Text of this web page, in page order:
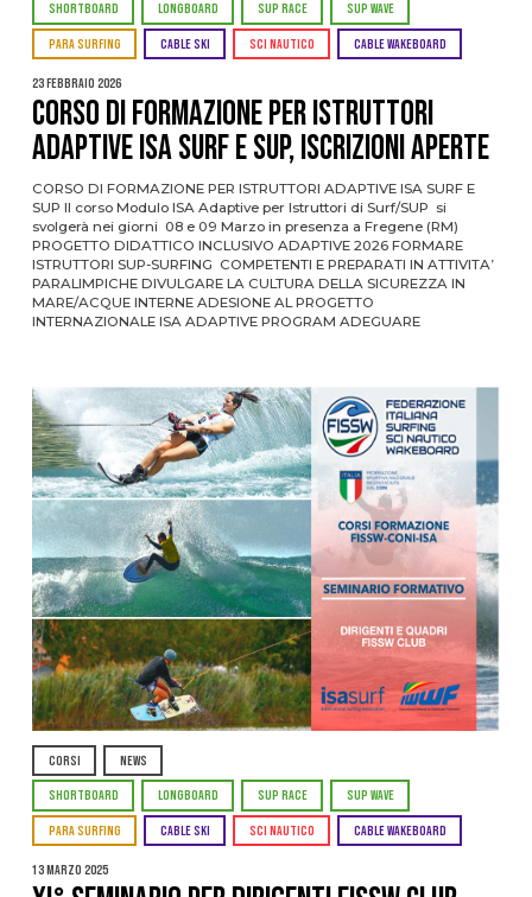
SHORTBOARD LONGBOARD SUP RACE SUP WAVE
PARA SURFING CABLE SKI SCI NAUTICO CABLE WAKEBOARD
23 Febbraio 2026
CORSO DI FORMAZIONE PER ISTRUTTORI
ADAPTIVE ISA SURF E SUP, ISCRIZIONI APERTE
CORSO DI FORMAZIONE PER ISTRUTTORI ADAPTIVE ISA SURF E
SUP Il corso Modulo ISA Adaptive per Istruttori di Surf/SUP si
svolgerà nei giorni 08 e 09 Marzo in presenza a Fregene (RM)
PROGETTO DIDATTICO INCLUSIVO ADAPTIVE 2026 FORMARE
ISTRUTTORI SUP-SURFING COMPETENTI E PREPARATI IN ATTIVITA’
PARALIMPICHE DIVULGARE LA CULTURA DELLA SICUREZZA IN
MARE/ACQUE INTERNE ADESIONE AL PROGETTO
INTERNAZIONALE ISA ADAPTIVE PROGRAM ADEGUARE
CORSI NEWS
SHORTBOARD LONGBOARD SUP RACE SUP WAVE
PARA SURFING CABLE SKI SCI NAUTICO CABLE WAKEBOARD
13 Marzo 2025